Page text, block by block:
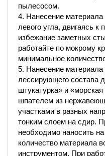
пылесосом.
4. Нанесение материала
левого угла, двигаясь
избежание заметных
работайте по мокрому
минимальное
5. Нанесение материала
лессирующего состава
штукатурка» и
шпателем из
участками в разных
тонким слоем на сдир.
необходимо наносить
количество материала
инструментом. При